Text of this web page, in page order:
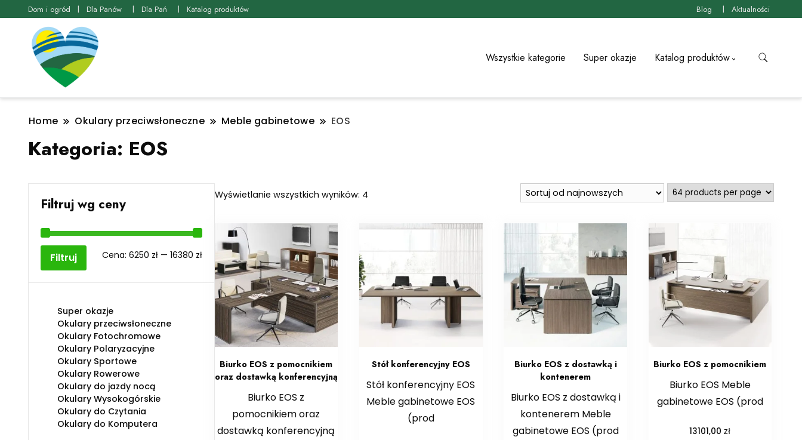
Dom i ogród Dla Panów Dla Pań Katalog produktów Blog Aktualności
Wszystkie kategorie Super okazje Katalog produktów
Home Okulary przeciwsłoneczne Meble gabinetowe EOS
Kategoria: EOS
Wyświetlanie wszystkich wyników: 4Posortowane
najnowszych
Biurko EOS z pomocnikiem
oraz dostawką konferencyjną
Biurko EOS z
pomocnikiem oraz
dostawką konferencyjną
Stół konferencyjny EOS
Stół konferencyjny EOS
Meble gabinetowe EOS
(prod
Biurko EOS z dostawką i
kontenerem
Biurko EOS z dostawką i
kontenerem Meble
gabinetowe EOS (prod
Biurko EOS z pomocnikiem
Biurko EOS Meble
gabinetowe EOS (prod
13101,00zł
Filtruj wg ceny
Cena
min
Cena
max
Filtruj Cena: 6250 zł— 16380 zł
Super okazje
Okulary przeciwsłoneczne
Okulary Fotochromowe
Okulary Polaryzacyjne
Okulary Sportowe
Okulary Rowerowe
Okulary do jazdy nocą
Okulary Wysokogórskie
Okulary do Czytania
Okulary do Komputera